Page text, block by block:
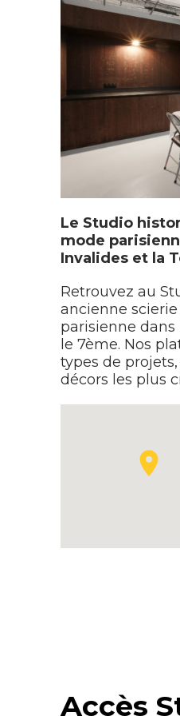
Le Studio
mode
Invalides et la
Retrouvez au
ancienne
parisienne
le 7ème. Nos
types de
décors les plus
Accès